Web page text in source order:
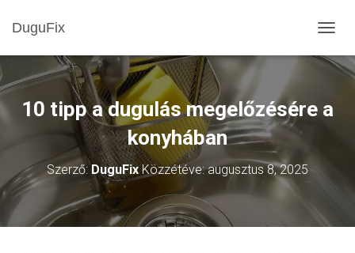
DuguFix
10 tipp a dugulás megelőzésére a
konyhában
Szerző: DuguFixKözzétéve:augusztus 8, 2025